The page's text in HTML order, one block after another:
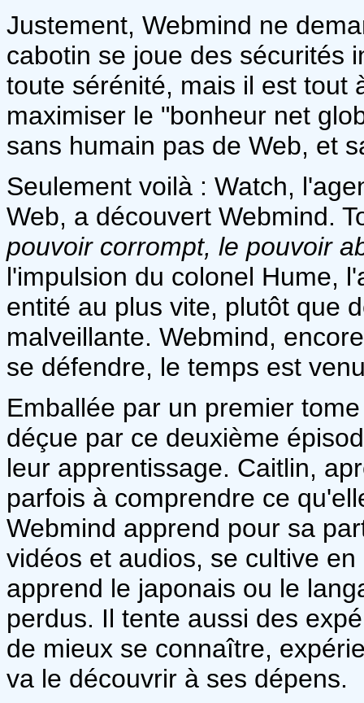
Justement, Webmind ne
cabotin se joue des sécurités
toute sérénité, mais il est tout
maximiser le "bonheur net
sans humain pas de Web, et
Seulement voilà : Watch,
Web, a découvert Webmind.
pouvoir corrompt, le pouvoir
l'impulsion du colonel Hume,
entité au plus vite, plutôt que
malveillante. Webmind,
se défendre, le temps est
Emballée par un premier
déçue par ce deuxième
leur apprentissage. Caitlin,
parfois à comprendre ce
Webmind apprend pour sa
vidéos et audios, se cultive
apprend le japonais ou le
perdus. Il tente aussi des
de mieux se connaître,
va le découvrir à ses dépens.